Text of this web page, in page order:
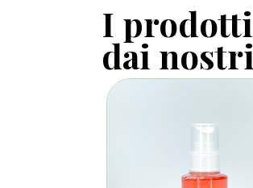
I
dai